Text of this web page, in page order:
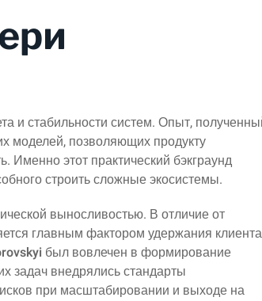
и стабильности систем. Опыт,
моделей, позволяющих продукту
Именно этот практический бэкграунд
строить сложные экосистемы.
выносливостью. В отличие от
главным фактором удержания
был вовлечен в формирование
задач внедрялись стандарты
при масштабировании и выходе на